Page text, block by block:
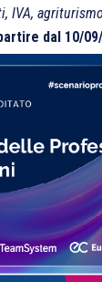
IVA,
dal 10/